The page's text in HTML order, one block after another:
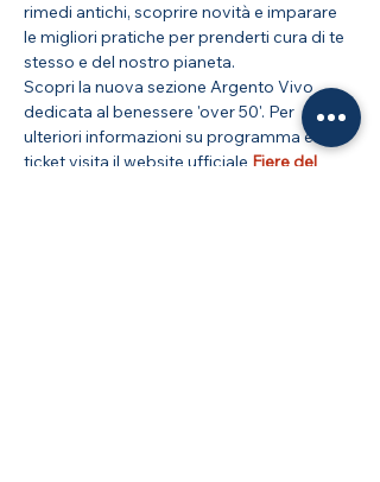
rimedi antichi, scoprire novità e imparare
le migliori pratiche per prenderti cura di te
stesso e del nostro pianeta.
Scopri la nuova sezione Argento Vivo
dedicata al benessere 'over 50'. Per
ulteriori informazioni su programma e
ticket visita il website ufficiale Fiere del